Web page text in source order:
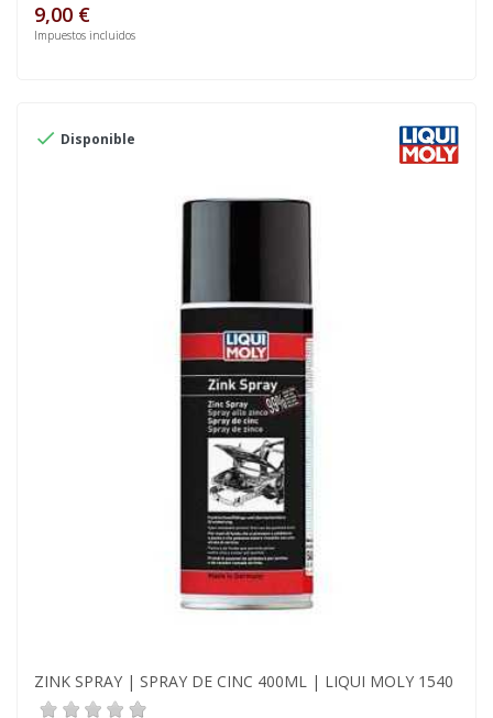
9,00 €
Impuestos incluidos
 Disponible
ZINK SPRAY | SPRAY DE CINC 400ML | LIQUI MOLY 1540